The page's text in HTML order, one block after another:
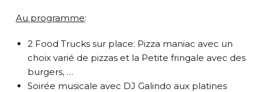
Au programme:
2 Food Trucks sur place: Pizza maniac avec un
choix varié de pizzas et la Petite fringale avec des
burgers, …
Soirée musicale avec DJ Galindo aux platines